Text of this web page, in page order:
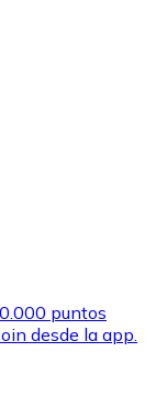
favoritas con
puntos
desde la app.